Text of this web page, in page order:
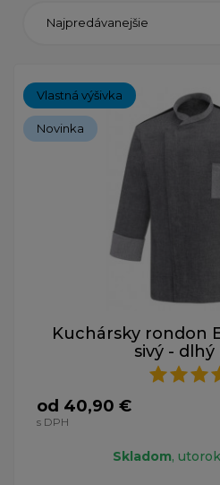
Najpredávanejšie
Vlastná výšivka
Novinka
Kuchársky rondon
sivý -
od 40,90 €
s DPH
Skladom, utorok